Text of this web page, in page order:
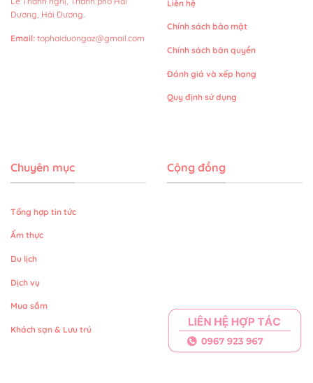
Dương, Hải Dương.
Email: tophaiduongaz@gmail.com
Liên hệ
Chính sách bảo mật
Chính sách bản quyền
Đánh giá và xếp hạng
Quy định sử dụng
Chuyên mục
Tổng hợp tin tức
Ẩm thực
Du lịch
Dịch vụ
Mua sắm
Khách sạn & Lưu trú
Cộng đồng